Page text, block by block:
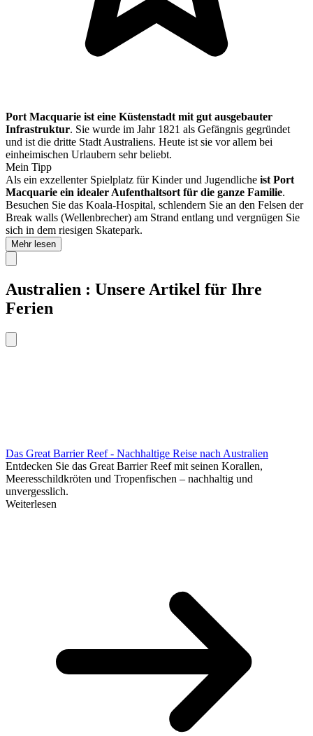
Port Macquarie ist eine Küstenstadt mit gut ausgebauter
Infrastruktur. Sie wurde im Jahr 1821 als Gefängnis gegründet
und ist die dritte Stadt Australiens. Heute ist sie vor allem bei
einheimischen Urlaubern sehr beliebt.
Mein Tipp
Als ein exzellenter Spielplatz für Kinder und Jugendliche ist Port
Macquarie ein idealer Aufenthaltsort für die ganze Familie.
Besuchen Sie das Koala-Hospital, schlendern Sie an den Felsen der
Break walls (Wellenbrecher) am Strand entlang und vergnügen Sie
sich in dem riesigen Skatepark.
Mehr lesen
Australien : Unsere Artikel für Ihre
Ferien
Das Great Barrier Reef - Nachhaltige Reise nach Australien
Entdecken Sie das Great Barrier Reef mit seinen Korallen,
Meeresschildkröten und Tropenfischen – nachhaltig und
unvergesslich.
Weiterlesen